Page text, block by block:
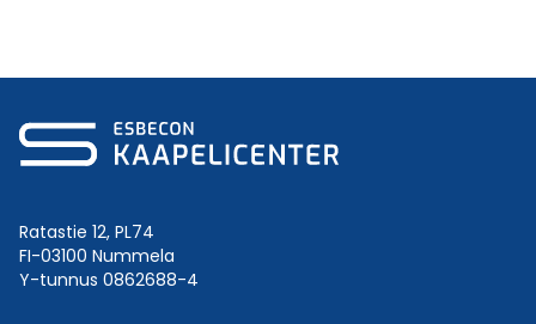
Ratastie 12, PL74
FI-03100 Nummela
Y-tunnus 0862688-4